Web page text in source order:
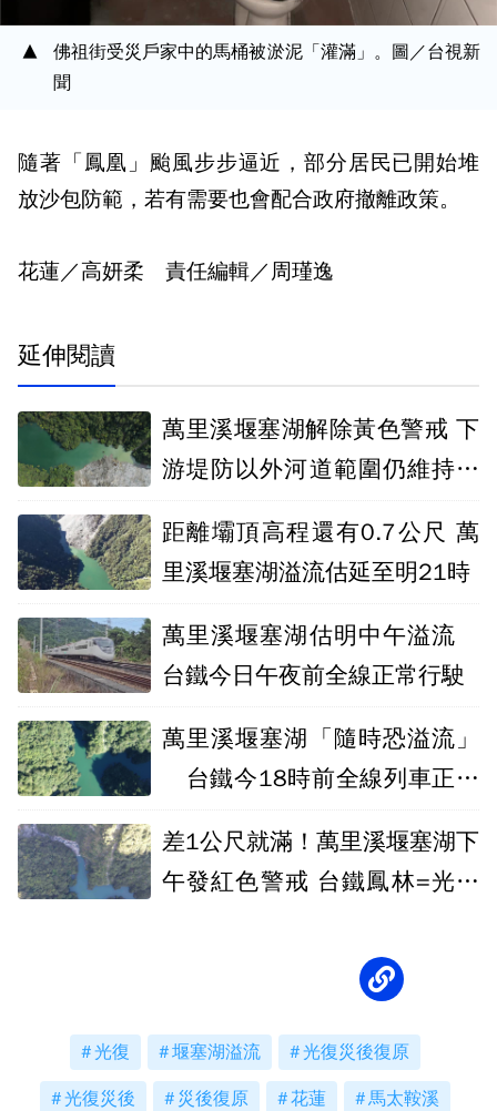
佛祖街受災戶家中的馬桶被淤泥「灌滿」。圖／台視新
聞
隨著「鳳凰」颱風步步逼近，部分居民已開始堆
放沙包防範，若有需要也會配合政府撤離政策。
花蓮／高妍柔 責任編輯／周瑾逸
延伸閱讀
萬里溪堰塞湖解除黃色警戒 下
游堤防以外河道範圍仍維持紅
距離壩頂高程還有0.7公尺 萬
里溪堰塞湖溢流估延至明21時
萬里溪堰塞湖估明中午溢流
台鐵今日午夜前全線正常行駛
萬里溪堰塞湖「隨時恐溢流」
台鐵今18時前全線列車正常
差1公尺就滿！萬里溪堰塞湖下
午發紅色警戒 台鐵鳳林=光復
光復 堰塞湖溢流 光復災後復原
光復災後 災後復原 花蓮 馬太鞍溪